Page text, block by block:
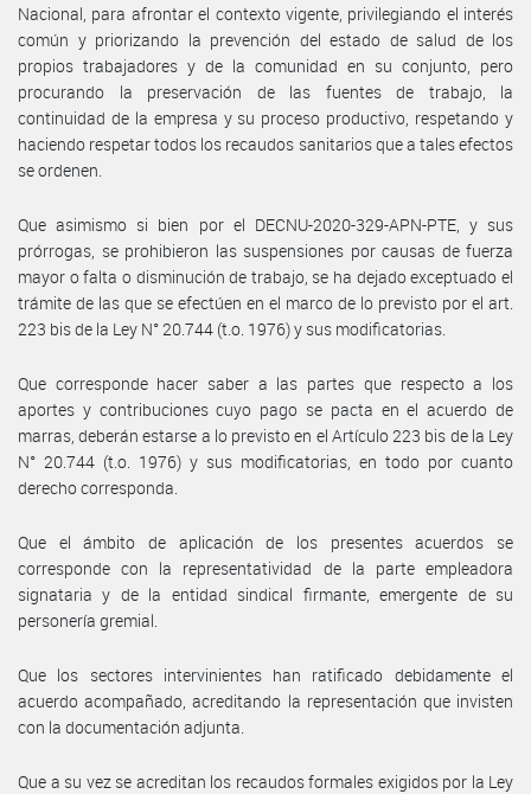
Nacional, para afrontar el contexto vigente, privilegiando el interés
común y priorizando la prevención del estado de salud de los
propios trabajadores y de la comunidad en su conjunto, pero
procurando la preservación de las fuentes de trabajo, la
continuidad de la empresa y su proceso productivo, respetando y
haciendo respetar todos los recaudos sanitarios que a tales efectos
se ordenen.
Que asimismo si bien por el DECNU-2020-329-APN-PTE, y sus
prórrogas, se prohibieron las suspensiones por causas de fuerza
mayor o falta o disminución de trabajo, se ha dejado exceptuado el
trámite de las que se efectúen en el marco de lo previsto por el art.
223 bis de la Ley N° 20.744 (t.o. 1976) y sus modificatorias.
Que corresponde hacer saber a las partes que respecto a los
aportes y contribuciones cuyo pago se pacta en el acuerdo de
marras, deberán estarse a lo previsto en el Artículo 223 bis de la Ley
N° 20.744 (t.o. 1976) y sus modificatorias, en todo por cuanto
derecho corresponda.
Que el ámbito de aplicación de los presentes acuerdos se
corresponde con la representatividad de la parte empleadora
signataria y de la entidad sindical firmante, emergente de su
personería gremial.
Que los sectores intervinientes han ratificado debidamente el
acuerdo acompañado, acreditando la representación que invisten
con la documentación adjunta.
Que a su vez se acreditan los recaudos formales exigidos por la Ley